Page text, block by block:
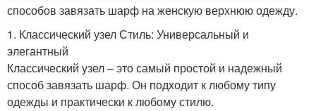
способов завязать шарф на женскую верхнюю одежду.
1. Классический узел Стиль: Универсальный и
элегантный
Классический узел – это самый простой и надежный
способ завязать шарф. Он подходит к любому типу
одежды и практически к любому стилю.